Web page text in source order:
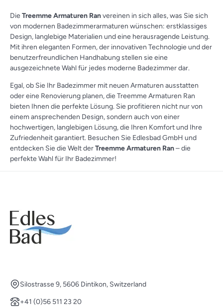
DieTreemme Armaturen Ranvereinen in sich alles, was Sie sich
von modernen Badezimmerarmaturen wünschen: erstklassiges
Design, langlebige Materialien und eine herausragende Leistung.
Mit ihren eleganten Formen, der innovativen Technologie und der
benutzerfreundlichen Handhabung stellen sie eine
ausgezeichnete Wahl für jedes moderne Badezimmer dar.
Egal, ob Sie Ihr Badezimmer mit neuen Armaturen ausstatten
oder eine Renovierung planen, die Treemme Armaturen Ran
bieten Ihnen die perfekte Lösung. Sie profitieren nicht nur von
einem ansprechenden Design, sondern auch von einer
hochwertigen, langlebigen Lösung, die Ihren Komfort und Ihre
Zufriedenheit garantiert. Besuchen Sie Edlesbad GmbH und
entdecken Sie die Welt derTreemme Armaturen Ran– die
perfekte Wahl für Ihr Badezimmer!
Silostrasse 9, 5606 Dintikon, Switzerland
+41 (0)56 511 23 20